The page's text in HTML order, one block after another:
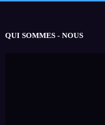
QUI SOMMES - NOUS